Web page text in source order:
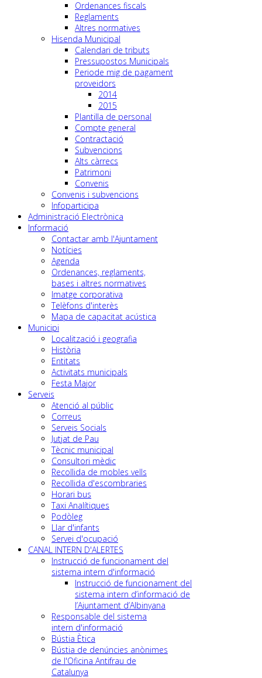
Ordenances fiscals
Reglaments
Altres normatives
Hisenda Municipal
Calendari de tributs
Pressupostos Municipals
Periode mig de pagament
proveidors
2014
2015
Plantilla de personal
Compte general
Contractació
Subvencions
Alts càrrecs
Patrimoni
Convenis
Convenis i subvencions
Infoparticipa
Administració Electrònica
Informació
Contactar amb l'Ajuntament
Notícies
Agenda
Ordenances, reglaments,
bases i altres normatives
Imatge corporativa
Telèfons d'interès
Mapa de capacitat acústica
Municipi
Localització i geografia
Història
Entitats
Activitats municipals
Festa Major
Serveis
Atenció al públic
Correus
Serveis Socials
Jutjat de Pau
Tècnic municipal
Consultori mèdic
Recollida de mobles vells
Recollida d'escombraries
Horari bus
Taxi Analítiques
Podòleg
Llar d'infants
Servei d'ocupació
CANAL INTERN D'ALERTES
Instrucció de funcionament del
sistema intern d'informació
Instrucció de funcionament del
sistema intern d’informació de
l’Ajuntament d’Albinyana
Responsable del sistema
intern d'informació
Bústia Ètica
Bústia de denúncies anònimes
de l'Oficina Antifrau de
Catalunya